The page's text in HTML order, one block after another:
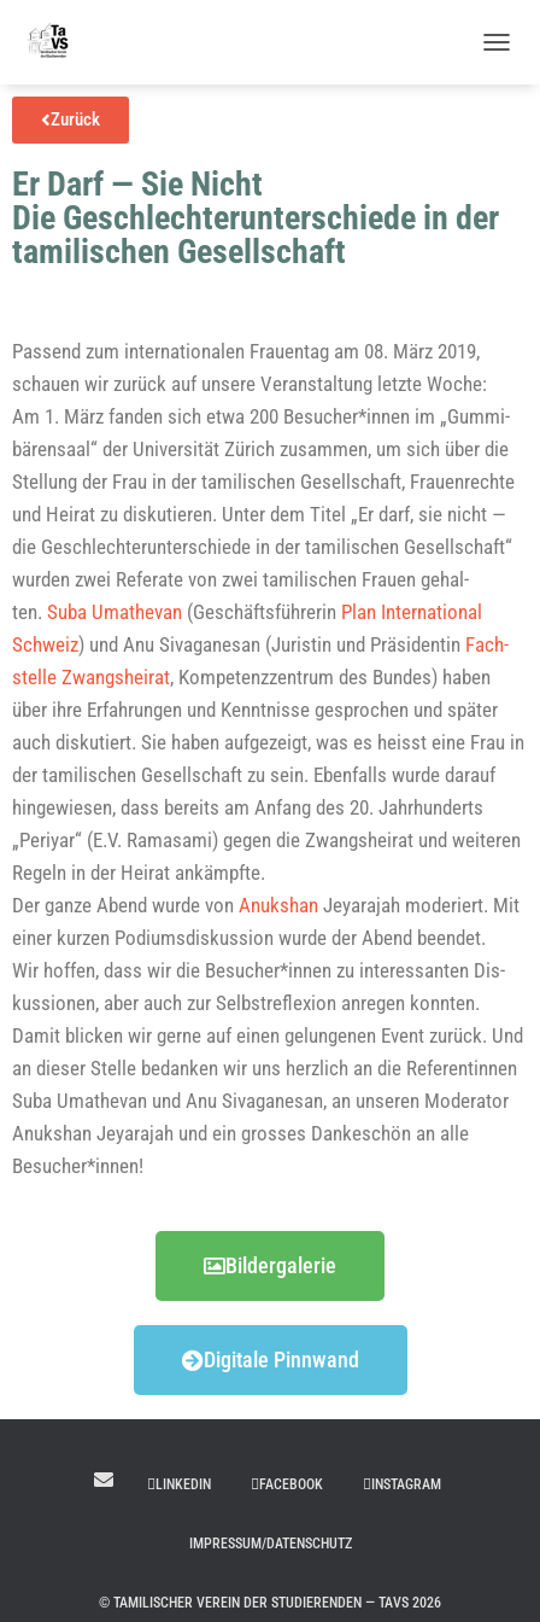
I
A
L
T
E
Zurück
Er Darf — Sie Nicht
Die Geschlechterunterschiede in der
tamilischen Gesellschaft
Pas­send zum inter­na­tio­na­len Frau­en­tag am 08. März 2019,
schau­en wir zurück auf unse­re Ver­an­stal­tung letz­te Woche:
Am 1. März fan­den sich etwa 200 Besucher*innen im „Gum­mi­
bä­ren­saal“ der Uni­ver­si­tät Zürich zusam­men, um sich über die
Stel­lung der Frau in der tami­li­schen Gesell­schaft, Frau­en­rech­te
und Hei­rat zu dis­ku­tie­ren. Unter dem Titel „Er darf, sie nicht —
die Geschlech­ter­un­ter­schie­de in der tami­li­schen Gesell­schaft“
wur­den zwei Refe­ra­te von zwei tami­li­schen Frau­en gehal­
ten. Suba Umathe­van (Geschäfts­füh­re­rin Plan Inter­na­tio­nal
Schweiz) und Anu Siv­aga­ne­san (Juris­tin und Prä­si­den­tin Fach­
stel­le Zwangs­hei­rat, Kom­pe­tenz­zen­trum des Bun­des) haben
über ihre Erfah­run­gen und Kennt­nis­se gespro­chen und spä­ter
auch dis­ku­tiert. Sie haben auf­ge­zeigt, was es heisst eine Frau in
der tami­li­schen Gesell­schaft zu sein. Eben­falls wur­de dar­auf
hin­ge­wie­sen, dass bereits am Anfang des 20. Jahr­hun­derts
„Peri­yar“ (E.V. Rama­sa­mi) gegen die Zwangs­hei­rat und wei­te­ren
Regeln in der Hei­rat ankämpf­te.
Der gan­ze Abend wur­de von Anuks­han Jey­ara­jah mode­riert. Mit
einer kur­zen Podi­ums­dis­kus­si­on wur­de der Abend been­det.
Wir hof­fen, dass wir die Besucher*innen zu inter­es­san­ten Dis­
kus­sio­nen, aber auch zur Selbst­re­fle­xi­on anre­gen konn­ten.
Damit bli­cken wir ger­ne auf einen gelun­ge­nen Event zurück. Und
an die­ser Stel­le bedan­ken wir uns herz­lich an die Refe­ren­tin­nen
Suba Uma­the­van und Anu Siv­aga­ne­san, an unse­ren Mode­ra­tor
Anuks­han Jey­ara­jah und ein gros­ses Dan­ke­schön an alle
Besucher*innen!
Bil­der­ga­le­rie
Digi­ta­le Pinnwand
LINKEDIN FACEBOOK INSTAGRAM
IMPRESSUM/DATENSCHUTZ
© TAMILISCHER VEREIN DER STUDIERENDEN — TAVS 2026